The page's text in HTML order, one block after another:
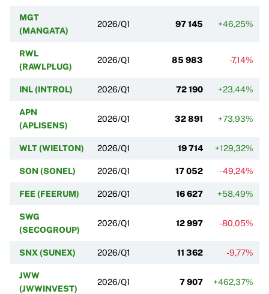
MGT
(MANGATA)
2026/Q1 97 145 +46,25%
RWL
(RAWLPLUG)
2026/Q1 85 983 -7,14%
INL (INTROL) 2026/Q1 72 190 +23,44%
APN
(APLISENS)
2026/Q1 32 891 +73,93%
WLT (WIELTON) 2026/Q1 19 714 +129,32%
SON (SONEL) 2026/Q1 17 052 -49,24%
FEE (FEERUM) 2026/Q1 16 627 +58,49%
SWG
(SECOGROUP)
2026/Q1 12 997 -80,05%
SNX (SUNEX) 2026/Q1 11 362 -9,77%
JWW
(JWWINVEST)
2026/Q1 7 907 +462,37%